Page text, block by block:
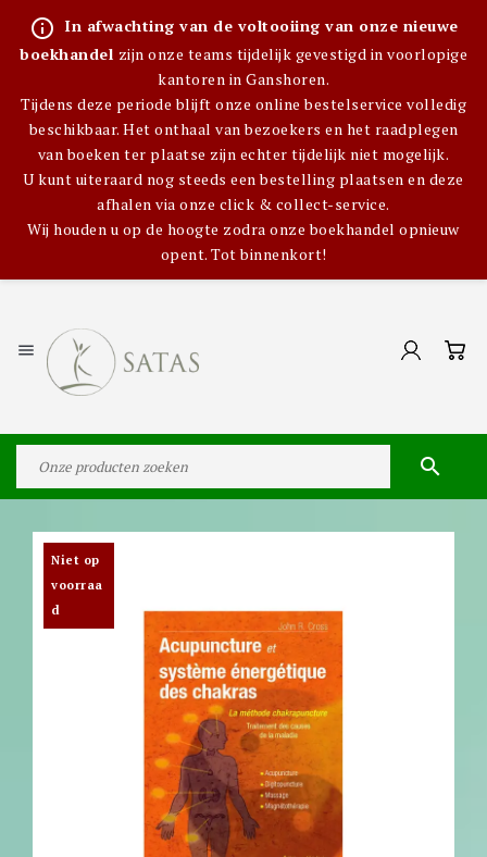
info_outline In afwachting van de voltooiing van onze nieuwe
boekhandel zijn onze teams tijdelijk gevestigd in voorlopige
kantoren in Ganshoren.
Tijdens deze periode blijft onze online bestelservice volledig
beschikbaar. Het onthaal van bezoekers en het raadplegen
van boeken ter plaatse zijn echter tijdelijk niet mogelijk.
U kunt uiteraard nog steeds een bestelling plaatsen en deze
afhalen via onze click & collect-service.
Wij houden u op de hoogte zodra onze boekhandel opnieuw
opent. Tot binnenkort!


Niet op
voorraa
d